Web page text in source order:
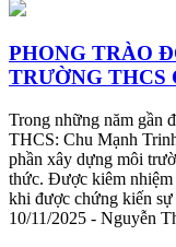
PHONG TRÀO
TRƯỜNG THCS
Trong những năm gần
THCS: Chu Mạnh Tri
phần xây dựng môi
thức. Được kiêm nhiệm
khi được chứng kiến
10/11/2025 - Nguyễn